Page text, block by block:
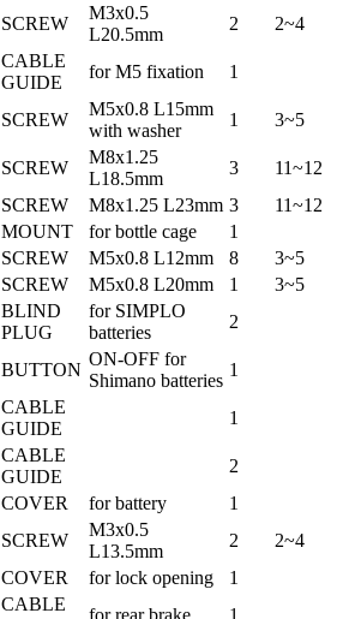
SCREW
M3x0.5
L20.5mm
2 2~4
CABLE
GUIDE
for M5 fixation 1
SCREW
M5x0.8 L15mm
with washer
1 3~5
SCREW
M8x1.25
L18.5mm
3
11~12
SCREW M8x1.25 L23mm 3
11~12
MOUNT for bottle cage
1
SCREW M5x0.8 L12mm 8
3~5
SCREW M5x0.8 L20mm 1
3~5
BLIND
PLUG
for SIMPLO
batteries
2
BUTTON
ON-OFF for
Shimano batteries
1
CABLE
GUIDE
1
CABLE
GUIDE
2
COVER for battery
1
SCREW
M3x0.5
L13.5mm
2
2~4
COVER for lock opening
1
CABLE
for rear brake 1